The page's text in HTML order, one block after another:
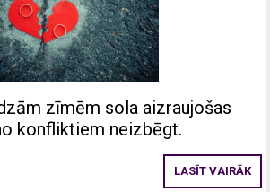
zīmēm sola aizraujošas
konfliktiem neizbēgt.
LASĪT VAIRĀK